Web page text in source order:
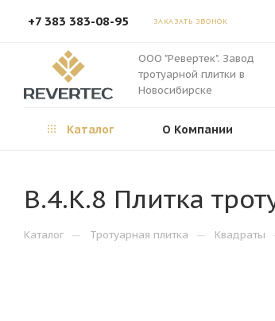
+7 383 383-08-95 ЗАКАЗАТЬ ЗВОНОК
ООО "Ревертек". Завод
тротуарной плитки в
Новосибирске
Каталог О Компании
В.4.К.8 Плитка
Каталог — Тротуарная плитка — Квадраты